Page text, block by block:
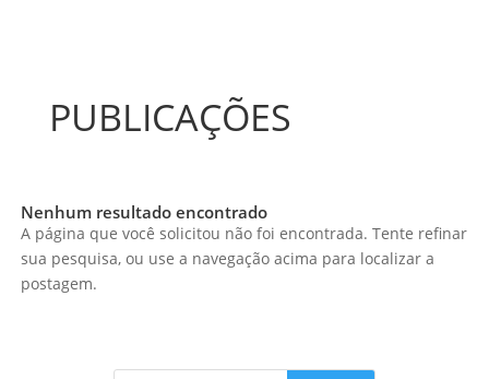
PUBLICAÇÕES
Nenhum resultado encontrado
A página que você solicitou não foi encontrada. Tente refinar
sua pesquisa, ou use a navegação acima para localizar a
postagem.